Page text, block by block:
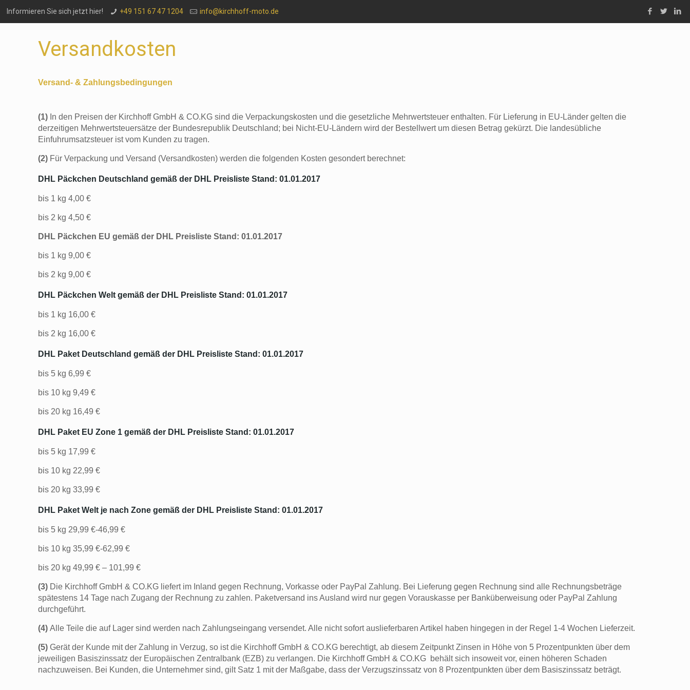
Informieren Sie sich jetzt hier! +49 151 67 47 1204 info@kirchhoff-moto.de
Versandkosten
Versand- & Zahlungsbedingungen
(1) In den Preisen der Kirchhoff GmbH & CO.KG sind die Verpackungskosten und die gesetzliche Mehrwertsteuer enthalten. Für Lieferung in EU-Länder gelten die
derzeitigen Mehrwertsteuersätze der Bundesrepublik Deutschland; bei Nicht-EU-Ländern wird der Bestellwert um diesen Betrag gekürzt. Die landesübliche
Einfuhrumsatzsteuer ist vom Kunden zu tragen.
(2) Für Verpackung und Versand (Versandkosten) werden die folgenden Kosten gesondert berechnet:
DHL Päckchen Deutschland gemäß der DHL Preisliste Stand: 01.01.2017
bis 1 kg 4,00 €
bis 2 kg 4,50 €
DHL Päckchen EU gemäß der DHL Preisliste Stand: 01.01.2017
bis 1 kg 9,00 €
bis 2 kg 9,00 €
DHL Päckchen Welt gemäß der DHL Preisliste Stand: 01.01.2017
bis 1 kg 16,00 €
bis 2 kg 16,00 €
DHL Paket Deutschland gemäß der DHL Preisliste Stand: 01.01.2017
bis 5 kg 6,99 €
bis 10 kg 9,49 €
bis 20 kg 16,49 €
DHL Paket EU Zone 1 gemäß der DHL Preisliste Stand: 01.01.2017
bis 5 kg 17,99 €
bis 10 kg 22,99 €
bis 20 kg 33,99 €
DHL Paket Welt je nach Zone gemäß der DHL Preisliste Stand: 01.01.2017
bis 5 kg 29,99 €-46,99 €
bis 10 kg 35,99 €-62,99 €
bis 20 kg 49,99 € – 101,99 €
(3) Die Kirchhoff GmbH & CO.KG liefert im Inland gegen Rechnung, Vorkasse oder PayPal Zahlung. Bei Lieferung gegen Rechnung sind alle Rechnungsbeträge
spätestens 14 Tage nach Zugang der Rechnung zu zahlen. Paketversand ins Ausland wird nur gegen Vorauskasse per Banküberweisung oder PayPal Zahlung
durchgeführt.
(4) Alle Teile die auf Lager sind werden nach Zahlungseingang versendet. Alle nicht sofort auslieferbaren Artikel haben hingegen in der Regel 1-4 Wochen Lieferzeit.
(5) Gerät der Kunde mit der Zahlung in Verzug, so ist die Kirchhoff GmbH & CO.KG berechtigt, ab diesem Zeitpunkt Zinsen in Höhe von 5 Prozentpunkten über dem
jeweiligen Basiszinssatz der Europäischen Zentralbank (EZB) zu verlangen. Die Kirchhoff GmbH & CO.KG behält sich insoweit vor, einen höheren Schaden
nachzuweisen. Bei Kunden, die Unternehmer sind, gilt Satz 1 mit der Maßgabe, dass der Verzugszinssatz von 8 Prozentpunkten über dem Basiszinssatz beträgt.